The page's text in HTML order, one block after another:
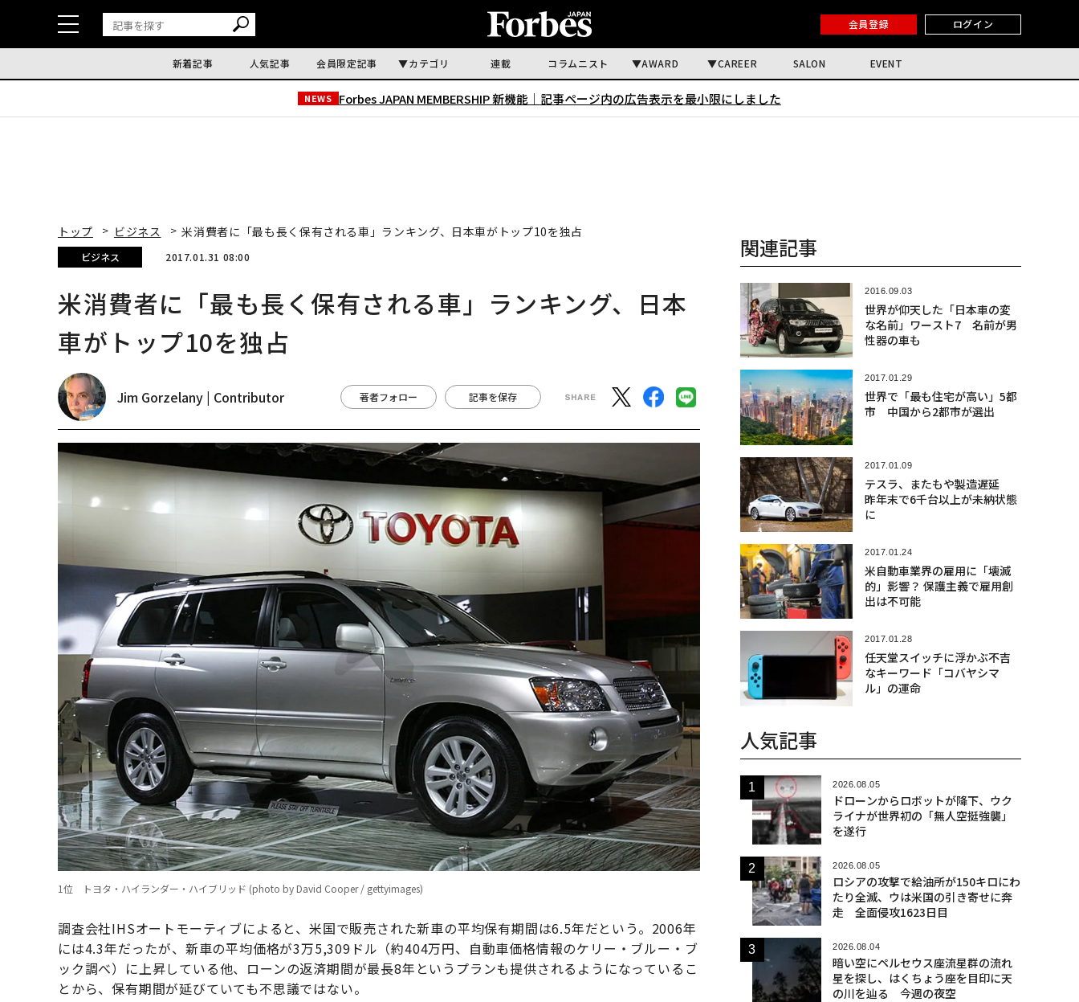
会員登録 ログイン
新着記事 人気記事 会員限定記事 カテゴリ 連載 コラムニスト AWARD CAREER SALON EVENT
NEWS Forbes JAPAN MEMBERSHIP 新機能｜ 記事ページ内の広告表示を最小限にしました
トップ ビジネス 米消費者に「最も長く保有される車」ランキング、日本車がトップ10を独占
ビジネス 2017.01.31 08:00
米消費者に「最も長く保有される車」ランキング、日本
車がトップ10を独占
Jim Gorzelany | Contributor 著者フォロー 記事を保存
1位 トヨタ・ハイランダー・ハイブリッド (photo by David Cooper / gettyimages)
調査会社IHSオートモーティブによると、米国で販売された新車の平均保有期間は6.5年だという。2006年
には4.3年だったが、新車の平均価格が3万5,309ドル（約404万円、自動車価格情報のケリー・ブルー・ブ
ック調べ）に上昇している他、ローンの返済期間が最長8年というプランも提供されるようになっているこ
とから、保有期間が延びていても不思議ではない。
関連記事
2016.09.03
世界が仰天した「日本車の変
な名前」ワースト7 名前が男
性器の車も
2017.01.29
世界で「最も住宅が高い」5都
市 中国から2都市が選出
2017.01.09
テスラ、またもや製造遅延
昨年末で6千台以上が未納状態
に
2017.01.24
米自動車業界の雇用に「壊滅
的」影響？ 保護主義で雇用創
出は不可能
2017.01.28
任天堂スイッチに浮かぶ不吉
なキーワード「コバヤシマ
ル」の運命
人気記事
2026.08.05
ドローンからロボットが降下、ウク
ライナが世界初の「無人空挺強襲」
を遂行
2026.08.05
ロシアの攻撃で給油所が150キロにわ
たり全滅、ウは米国の引き寄せに奔
走 全面侵攻1623日目
2026.08.04
暗い空にペルセウス座流星群の流れ
星を探し、はくちょう座を目印に天
の川を辿る 今週の夜空